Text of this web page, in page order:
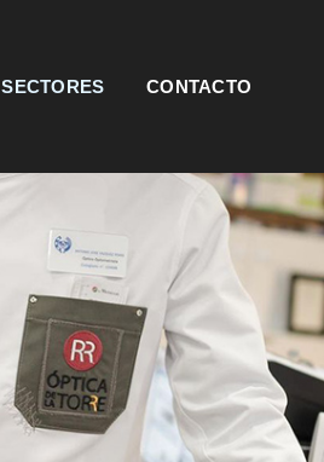
SECTORES CONTACTO